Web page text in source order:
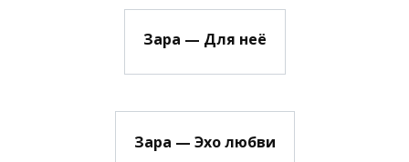
Зара — Для неё
Зара — Эхо любви